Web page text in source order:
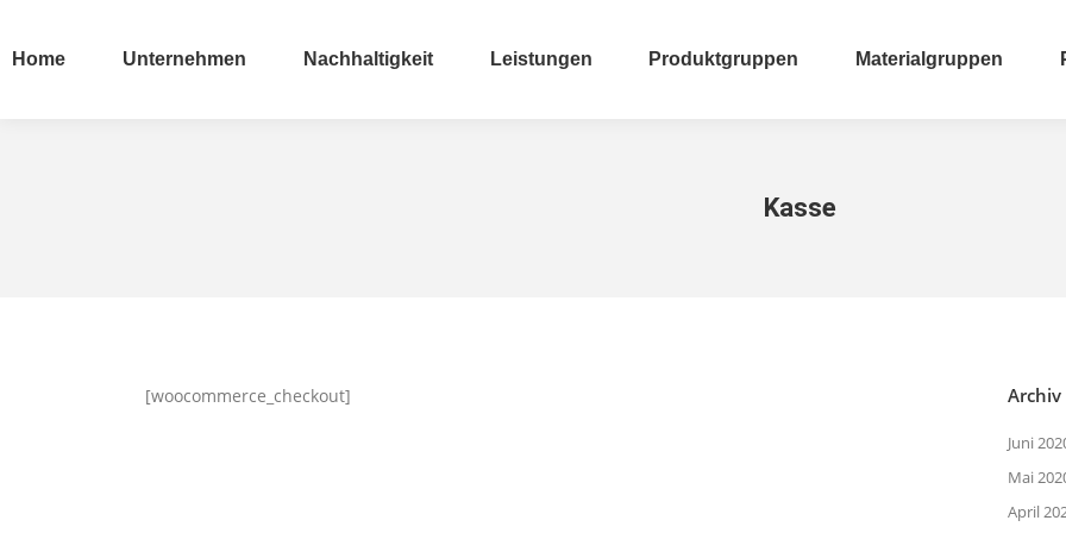
Home Unternehmen Nachhaltigkeit Leistungen Produktgruppen Materialgruppen
Kasse
[woocommerce_checkout] Archiv
Juni
Mai
April
Home Unternehmen Nachhaltigkeit Leistungen Produktgruppen Materialgruppen